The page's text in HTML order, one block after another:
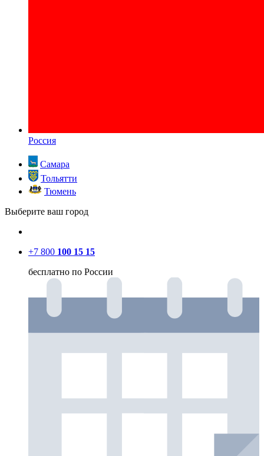
Россия
Самара
Тольятти
Тюмень
Выберите ваш город
+7 800 100 15 15
бесплатно по России